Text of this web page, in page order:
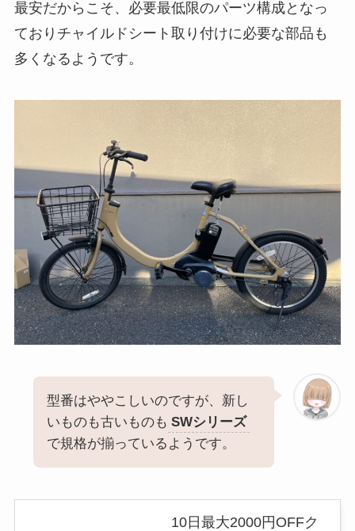
最安だからこそ、必要最低限のパーツ構成となっ
ておりチャイルドシート取り付けに必要な部品も
多くなるようです。
型番はややこしいのですが、新し
いものも古いものも SWシリーズ
で規格が揃っているようです。
10日最大2000円OFFク